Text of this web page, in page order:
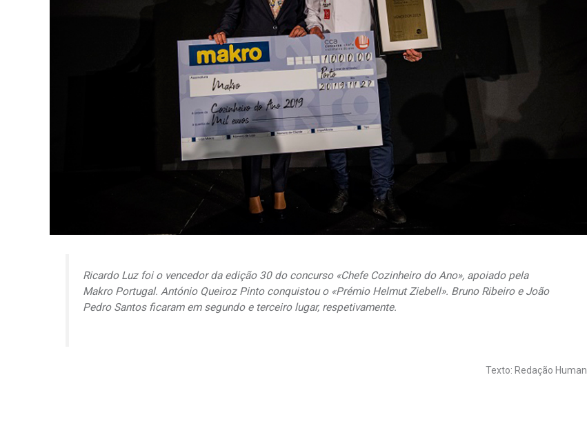
Ricardo Luz foi o vencedor da edição 30 do concurso «Chefe Cozinheiro do Ano», apoiado pela
Makro Portugal. António Queiroz Pinto conquistou o «Prémio Helmut Ziebell». Bruno Ribeiro e João
Pedro Santos ficaram em segundo e terceiro lugar, respetivamente.
Texto: Redação Human